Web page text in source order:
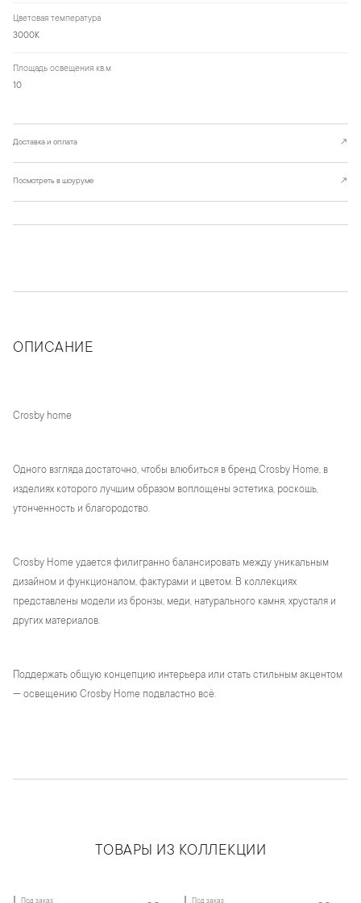
Цветовая температура
3000К
Площадь освещения кв.м
10
Доставка и оплата ↗
Посмотреть в шоуруме ↗
ОПИСАНИЕ
Crosby home
Одного взгляда достаточно, чтобы влюбиться в бренд Crosby Home, в
изделиях которого лучшим образом воплощены эстетика, роскошь,
утонченность и благородство.
Crosby Home удается филигранно балансировать между уникальным
дизайном и функционалом, фактурами и цветом. В коллекциях
представлены модели из бронзы, меди, натурального камня, хрусталя и
других материалов.
Поддержать общую концепцию интерьера или стать стильным акцентом
— освещению Crosby Home подвластно всё.
ТОВАРЫ ИЗ КОЛЛЕКЦИИ
Под заказ Под заказ